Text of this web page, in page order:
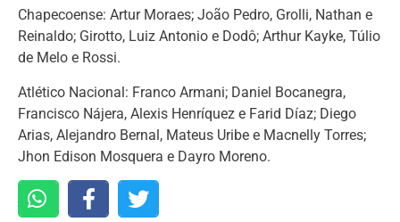
Chapecoense: Artur Moraes; João Pedro, Grolli, Nathan e
Reinaldo; Girotto, Luiz Antonio e Dodô; Arthur Kayke, Túlio
de Melo e Rossi.
Atlético Nacional: Franco Armani; Daniel Bocanegra,
Francisco Nájera, Alexis Henríquez e Farid Díaz; Diego
Arias, Alejandro Bernal, Mateus Uribe e Macnelly Torres;
Jhon Edison Mosquera e Dayro Moreno.